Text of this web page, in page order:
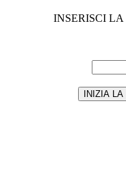
INSERISCI